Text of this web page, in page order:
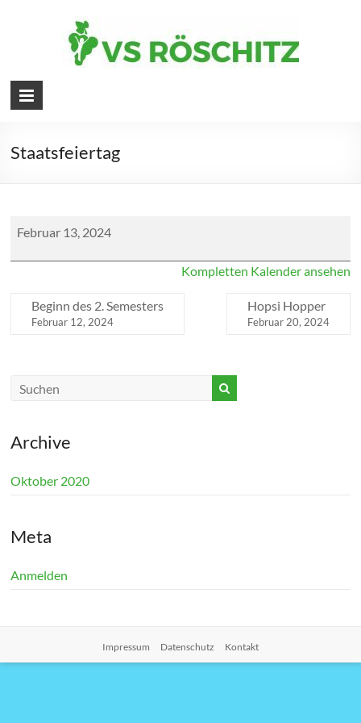
Volksschule
Staatsfeiertag
Februar 13, 2024
Kompletten Kalender ansehen
Beginn des 2. Semesters
Februar 12, 2024
Hopsi Hopper
Februar 20, 2024
Archive
Oktober 2020
Meta
Anmelden
Impressum Datenschutz Kontakt